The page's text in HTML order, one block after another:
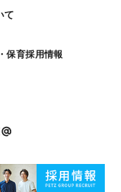
て
保育採用情報